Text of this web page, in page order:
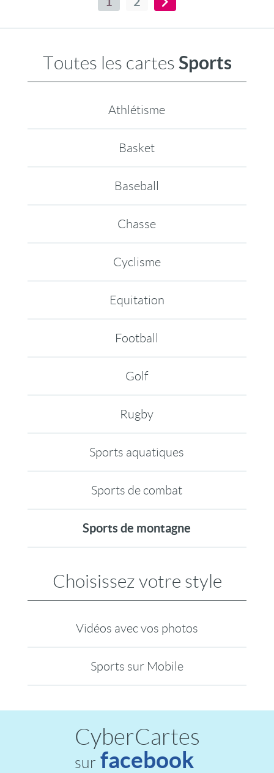
Toutes les cartes Sports
Athlétisme
Basket
Baseball
Chasse
Cyclisme
Equitation
Football
Golf
Rugby
Sports aquatiques
Sports de combat
Sports de montagne
Choisissez votre style
Vidéos avec vos photos
Sports sur Mobile
CyberCartes
sur facebook